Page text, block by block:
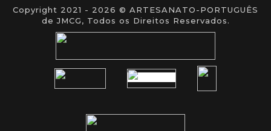
Copyright 2021 - 2026 © ARTESANATO-PORTUGUÊS
de JMCG, Todos os Direitos Reservados.